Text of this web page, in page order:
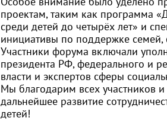
проектам, таким как программа
среди детей до четырёх лет» и
инициативы по поддержке семей,
Участники форума включали
президента РФ, федерального и
власти и экспертов сферы
Мы благодарим всех участников
дальнейшее развитие
детей!